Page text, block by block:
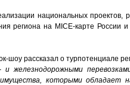
национальных проектов,
региона на MICE-карте России
шоу рассказал о турпотенциале
железнодорожными
которыми обладает